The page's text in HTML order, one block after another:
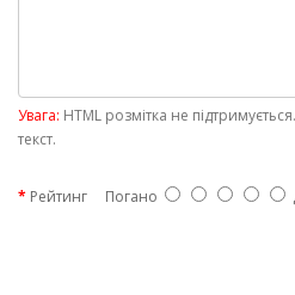
Увага: HTML розмітка не
текст.
Рейтинг Погано